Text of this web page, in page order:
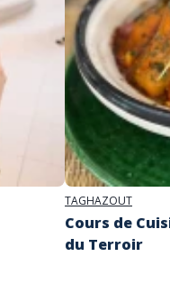
TAGHAZOUT
Cours de
du Terroir